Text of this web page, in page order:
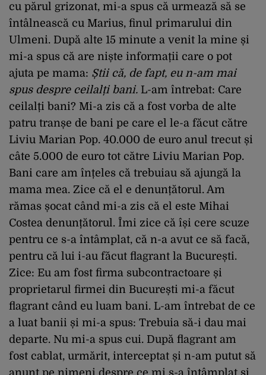
cu părul grizonat, mi-a spus că urmează să se
întâlnească cu Marius, finul primarului din
Ulmeni. După alte 15 minute a venit la mine și
mi-a spus că are niște informații care o pot
ajuta pe mama: Știi că, de fapt, eu n-am mai
spus despre ceilalți bani. L-am întrebat: Care
ceilalți bani? Mi-a zis că a fost vorba de alte
patru tranșe de bani pe care el le-a făcut către
Liviu Marian Pop. 40.000 de euro anul trecut și
câte 5.000 de euro tot către Liviu Marian Pop.
Bani care am înțeles că trebuiau să ajungă la
mama mea. Zice că el e denunțătorul. Am
rămas șocat când mi-a zis că el este Mihai
Costea denunțătorul. Îmi zice că își cere scuze
pentru ce s-a întâmplat, că n-a avut ce să facă,
pentru că lui i-au făcut flagrant la București.
Zice: Eu am fost firma subcontractoare și
proprietarul firmei din București mi-a făcut
flagrant când eu luam bani. L-am întrebat de ce
a luat banii și mi-a spus: Trebuia să-i dau mai
departe. Nu mi-a spus cui. După flagrant am
fost cablat, urmărit, interceptat și n-am putut să
anunț pe nimeni despre ce mi s-a întâmplat și